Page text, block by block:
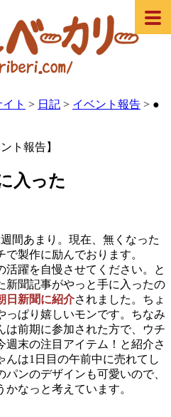
ト > 日記 > イベント報告 > ●
ント報告】
入った
間あまり。現在、無くなった
製作に励んでおります。
躍を自慢させてください。と
新聞記事がやっと手に入ったの
日新聞に紹介されました。ちょ
っぱり嬉しいモンです。ちなみ
は前期に参加された方で、ウチ
週末の注目アイテム！と紹介さ
んは1日目の午前中に売れてし
ンのデザインも可愛いので、
なっと考えています。